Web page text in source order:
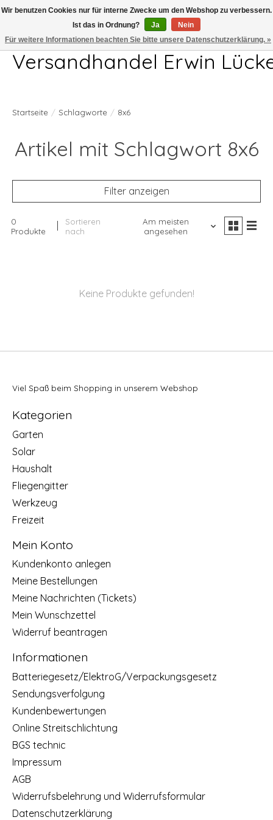
Telefon 04407 715872 MO-DO 7.00-17.00Uhr FR 7.00-13.00Uhr
Versandhandel Erwin
Startseite / Schlagworte / 8x6
Artikel mit Schlagwort 8x6
Filter anzeigen
0
Produkte
Sortieren
nach
Am meisten
angesehen
Keine Produkte gefunden!
Viel Spaß beim Shopping in unserem Webshop
Kategorien
Garten
Solar
Haushalt
Fliegengitter
Werkzeug
Freizeit
Mein Konto
Kundenkonto anlegen
Meine Bestellungen
Meine Nachrichten (Tickets)
Mein Wunschzettel
Widerruf beantragen
Informationen
Batteriegesetz/ElektroG/Verpackungsgesetz
Sendungsverfolgung
Kundenbewertungen
Online Streitschlichtung
BGS technic
Impressum
AGB
Widerrufsbelehrung und Widerrufsformular
Datenschutzerklärung
Wir benutzen Cookies nur für interne Zwecke um den Webshop zu verbessern.
Ist das in Ordnung?
Ja
Nein
Für weitere Informationen beachten Sie bitte unsere Datenschutzerklärung. »